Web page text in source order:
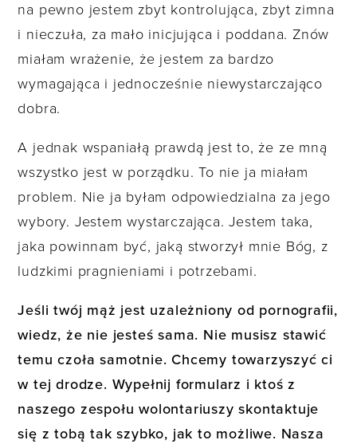
na pewno jestem zbyt kontrolująca, zbyt zimna
i nieczuła, za mało inicjująca i poddana. Znów
miałam wrażenie, że jestem za bardzo
wymagająca i jednocześnie niewystarczająco
dobra.
A jednak wspaniałą prawdą jest to, że ze mną
wszystko jest w porządku. To nie ja miałam
problem. Nie ja byłam odpowiedzialna za jego
wybory. Jestem wystarczająca. Jestem taka,
jaka powinnam być, jaką stworzył mnie Bóg, z
ludzkimi pragnieniami i potrzebami.
Jeśli twój mąż jest uzależniony od pornografii,
wiedz, że nie jesteś sama. Nie musisz stawić
temu czoła samotnie. Chcemy towarzyszyć ci
w tej drodze. Wypełnij formularz i ktoś z
naszego zespołu wolontariuszy skontaktuje
się z tobą tak szybko, jak to możliwe. Nasza